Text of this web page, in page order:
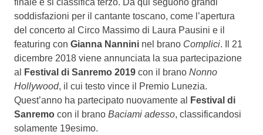
soddisfazioni per il cantante toscano, come l’apertura
del concerto al Circo Massimo di Laura Pausini e il
featuring con Gianna Nannini nel brano Complici. Il 21
dicembre 2018 viene annunciata la sua partecipazione
al
Festival di Sanremo 2019 con il brano Nonno
Hollywood, il cui testo vince il Premio Lunezia.
Quest’anno ha partecipato nuovamente al
Festival di
Sanremo con il brano Baciami adesso, classificandosi
solamente 19esimo.